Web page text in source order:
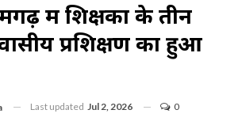
में शिक्षकों के तीन
प्रशिक्षण का हुआ
Last updated Jul 2, 2026 0